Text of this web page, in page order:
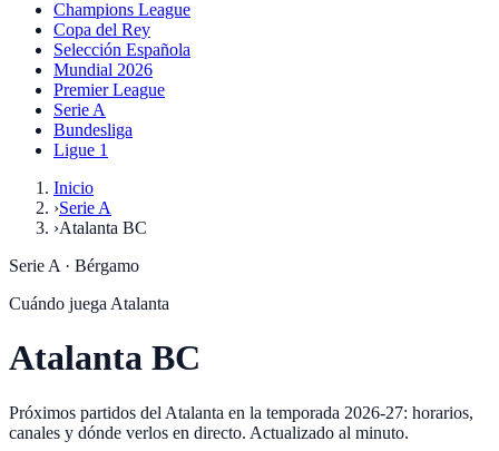
Champions League
Copa del Rey
Selección Española
Mundial 2026
Premier League
Serie A
Bundesliga
Ligue 1
Inicio
›Serie A
›Atalanta BC
Serie A · Bérgamo
Cuándo juega Atalanta
Atalanta BC
Próximos partidos del Atalanta en la temporada 2026-27: horarios,
canales y dónde verlos en directo. Actualizado al minuto.